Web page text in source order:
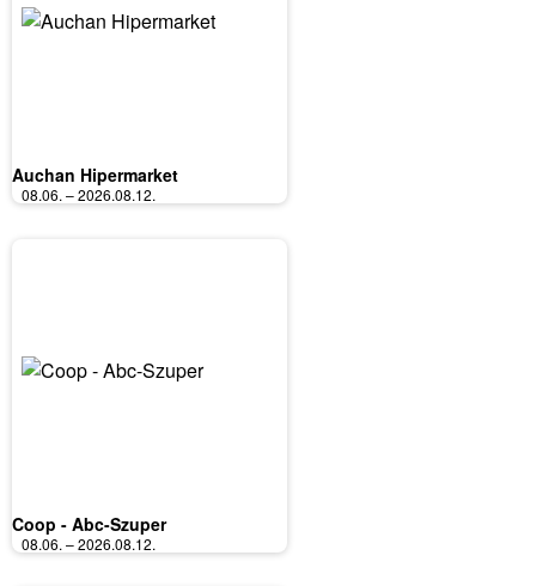
Auchan Hipermarket
08.06. – 2026.08.12.
Coop - Abc-Szuper
08.06. – 2026.08.12.